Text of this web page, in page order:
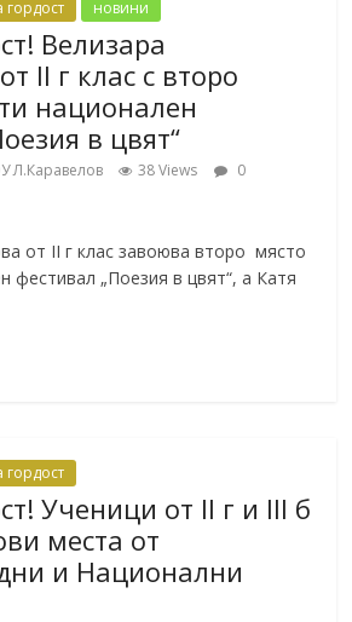
новини
Велизара
II г клас с второ
национален
в цвят“
Л.Каравелов 38 Views
0
от II г клас завоюва второ място
фестивал „Поезия в цвят“, a Катя
Ученици от II г и III б
места от
и Национални